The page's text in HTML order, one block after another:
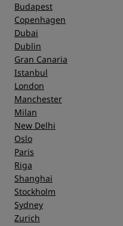
Budapest
Copenhagen
Dubai
Dublin
Gran Canaria
Istanbul
London
Manchester
Milan
New Delhi
Oslo
Paris
Riga
Shanghai
Stockholm
Sydney
Zurich